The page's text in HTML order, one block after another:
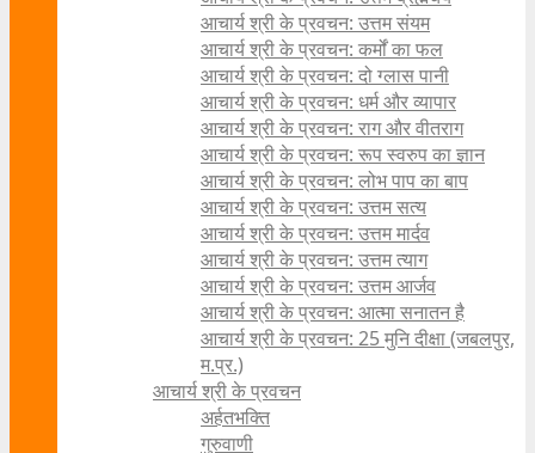
आचार्य श्री के प्रवचन: उत्तम संयम
आचार्य श्री के प्रवचन: कर्मों का फल
आचार्य श्री के प्रवचन: दो ग्लास पानी
आचार्य श्री के प्रवचन: धर्म और व्यापार
आचार्य श्री के प्रवचन: राग और वीतराग
आचार्य श्री के प्रवचन: रूप स्वरुप का ज्ञान
आचार्य श्री के प्रवचन: लोभ पाप का बाप
आचार्य श्री के प्रवचन: उत्तम सत्य
आचार्य श्री के प्रवचन: उत्तम मार्दव
आचार्य श्री के प्रवचन: उत्तम त्याग
आचार्य श्री के प्रवचन: उत्तम आर्जव
आचार्य श्री के प्रवचन: आत्मा सनातन है
आचार्य श्री के प्रवचन: 25 मुनि दीक्षा (जबलपुर,
म.प्र.)
आचार्य श्री के प्रवचन
अर्हतभक्ति
गुरुवाणी